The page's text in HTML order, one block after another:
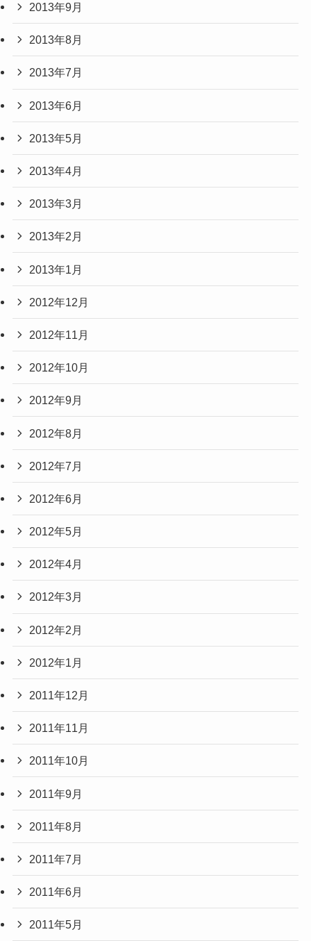
2013年9月
2013年8月
2013年7月
2013年6月
2013年5月
2013年4月
2013年3月
2013年2月
2013年1月
2012年12月
2012年11月
2012年10月
2012年9月
2012年8月
2012年7月
2012年6月
2012年5月
2012年4月
2012年3月
2012年2月
2012年1月
2011年12月
2011年11月
2011年10月
2011年9月
2011年8月
2011年7月
2011年6月
2011年5月